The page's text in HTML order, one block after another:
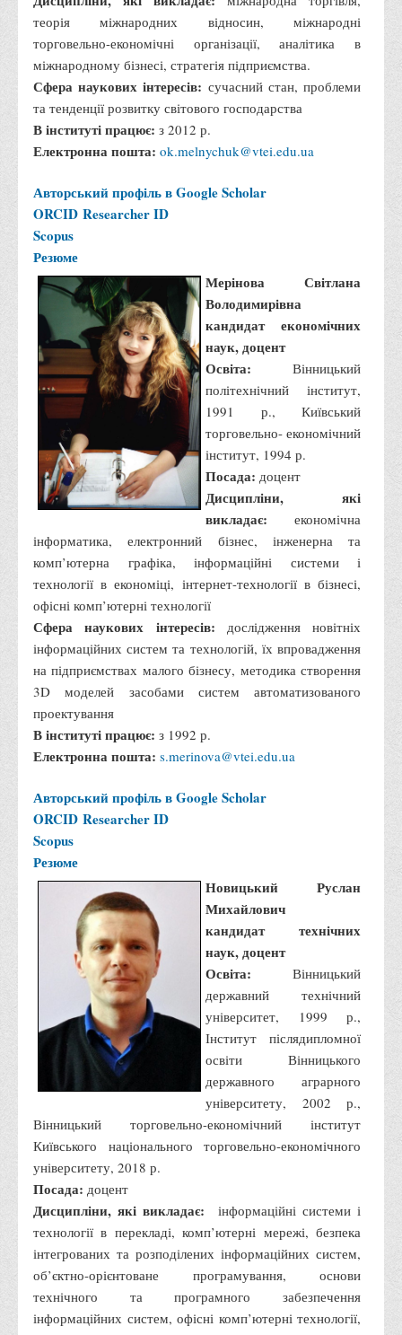
теорія міжнародних відносин, міжнародні
торговельно-економічні організації, аналітика в
міжнародному бізнесі, стратегія підприємства.
Сфера наукових інтересів: сучасний стан, проблеми
та тенденції розвитку світового господарства
В інституті працює: з 2012 р.
Електронна пошта: ok.melnychuk@vtei.edu.ua
Авторський профіль в Google Scholar
ORCID Researcher ID
Scopus
Резюме
Мерінова Світлана
Володимирівна
кандидат економічних
наук, доцент
Освіта: Вінницький
політехнічний інститут,
1991 р., Київський
торговельно- економічний
інститут, 1994 р.
Посада: доцент
Дисципліни, які
викладає: економічна
інформатика, електронний бізнес, інженерна та
комп’ютерна графіка, інформаційні системи і
технології в економіці, інтернет-технології в бізнесі,
офісні комп’ютерні технології
Сфера наукових інтересів: дослідження новітніх
інформаційних систем та технологій, їх впровадження
на підприємствах малого бізнесу, методика створення
3D моделей засобами систем автоматизованого
проектування
В інституті працює: з 1992 р.
Електронна пошта: s.merinova@vtei.edu.ua
Авторський профіль в Google Scholar
ORCID Researcher ID
Scopus
Резюме
Новицький Руслан
Михайлович
кандидат технічних
наук, доцент
Освіта: Вінницький
державний технічний
університет, 1999 р.,
Інститут післядипломної
освіти Вінницького
державного аграрного
університету, 2002 р.,
Вінницький торговельно-економічний інститут
Київського національного торговельно-економічного
університету, 2018 р.
Посада: доцент
Дисципліни, які викладає: інформаційні системи і
технології в перекладі, комп’ютерні мережі, безпека
інтегрованих та розподілених інформаційних систем,
об’єктно-орієнтоване програмування, основи
технічного та програмного забезпечення
інформаційних систем, офісні комп’ютерні технології,